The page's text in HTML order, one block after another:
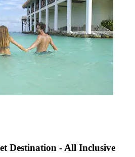
Destination - All Inclusive